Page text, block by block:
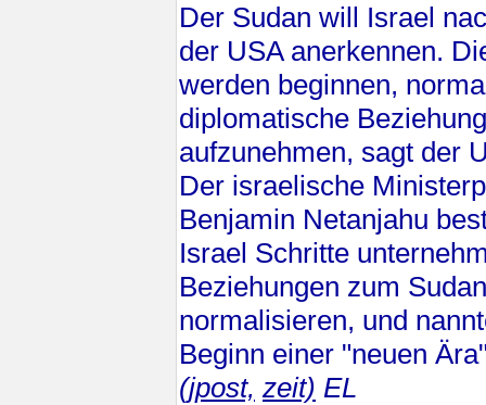
Der Sudan will Israel
der USA anerkennen.
werden beginnen,
diplomatische
aufzunehmen, sagt der
Der israelische
Benjamin Netanjahu
Israel Schritte
Beziehungen zum
normalisieren, und
Beginn einer "neuen
(jpost, zeit) EL